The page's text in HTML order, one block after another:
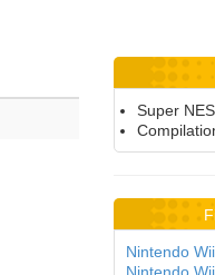
Super NES
Nintendo Wii